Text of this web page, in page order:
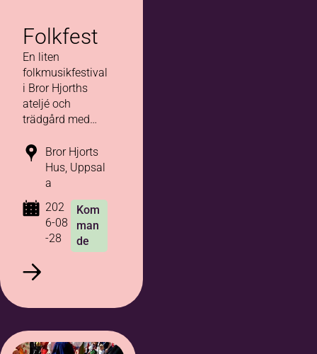
Folkfest
En liten
folkmusikfestival
i Bror Hjorths
ateljé och
trädgård med
scenerna.
Bror Hjorts
Hus, Uppsal
a
202
6-08
-28
Kom
man
de